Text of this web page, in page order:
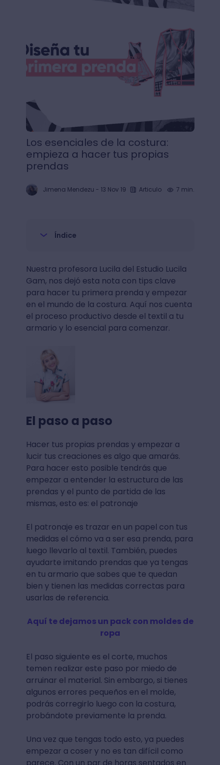
Los esenciales de la costura:
empieza a hacer tus propias
prendas
Jimena Mendezu - 13 Nov 19 Articulo 7 min.
Índice
Nuestra profesora Lucila del Estudio Lucila
Gam, nos dejó esta nota con tips clave
para hacer tu primera prenda y empezar
en el mundo de la costura. Aquí nos cuenta
el proceso productivo desde el textil a tu
armario y lo esencial para comenzar.
El paso a paso
Hacer tus propias prendas y empezar a
lucir tus creaciones es algo que amarás.
Para hacer esto posible tendrás que
empezar a entender la estructura de las
prendas y el punto de partida de las
mismas, esto es: el patronaje
El patronaje es trazar en un papel con tus
medidas el cómo va a ser esa prenda, para
luego llevarlo al textil. También, puedes
ayudarte imitando prendas que ya tengas
en tu armario que sabes que te quedan
bien y tienen las medidas correctas para
usarlas de referencia.
Aquí te dejamos un pack con moldes de
ropa
El paso siguiente es el corte, muchos
temen realizar este paso por miedo de
arruinar el material. Sin embargo, si tienes
algunos errores pequeños en el molde,
podrás corregirlo luego con la costura,
probándote previamente la prenda.
Una vez que tengas todo esto, ya puedes
empezar a coser y no es tan difícil como